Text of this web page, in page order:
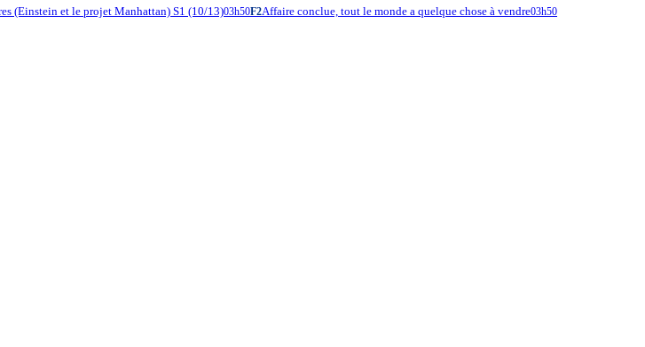
(Einstein et le projet Manhattan) S1 (10/13)03h50F2Affaire conclue, tout le monde a quelque chose à vendre03h50